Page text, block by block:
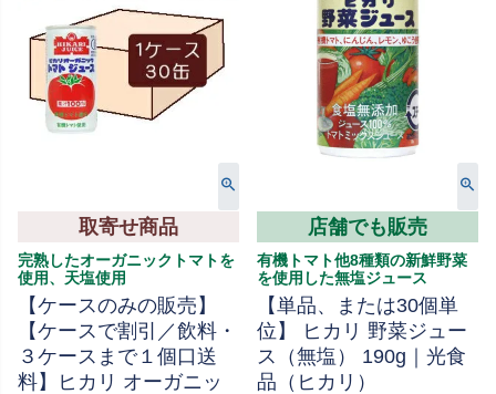
取寄せ商品
完熟したオーガニックトマトを
使用、天塩使用
【ケースのみの販売】
【ケースで割引／飲料・
３ケースまで１個口送
料】ヒカリ オーガニッ
店舗でも販売
有機トマト他8種類の新鮮野菜
を使用した無塩ジュース
【単品、または30個単
位】 ヒカリ 野菜ジュー
ス（無塩） 190g｜光食
品（ヒカリ）